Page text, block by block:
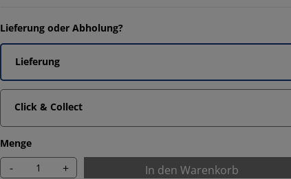
Lieferung oder Abholung?
Lieferung
Click & Collect
Menge
- + In den Warenkorb